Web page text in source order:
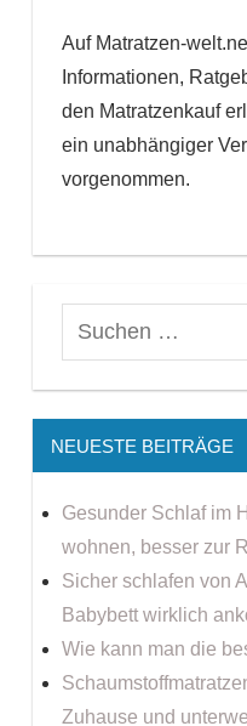
Auf Matratzen-
Informationen,
den Matratzenkauf
ein unabhängiger
vorgenommen.
NEUESTE BEITRÄGE
Gesunder Schlaf im
wohnen, besser zur
Sicher schlafen von
Babybett wirklich
Wie kann man die
Zuhause und